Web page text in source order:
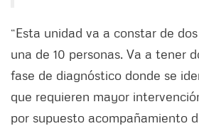
“Esta unidad va a constar de
una de 10 personas. Va a tener
fase de diagnóstico donde se
que requieren mayor
por supuesto acompañamiento